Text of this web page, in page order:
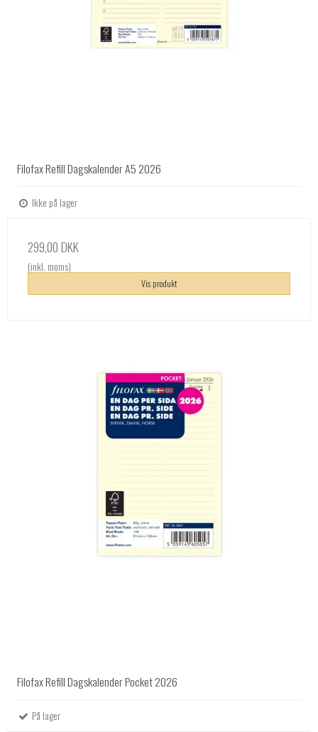
Filofax Refill Dagskalender A5 2026
Ikke på lager
299,00 DKK
(inkl. moms)
Vis produkt
Filofax Refill Dagskalender Pocket 2026
På lager